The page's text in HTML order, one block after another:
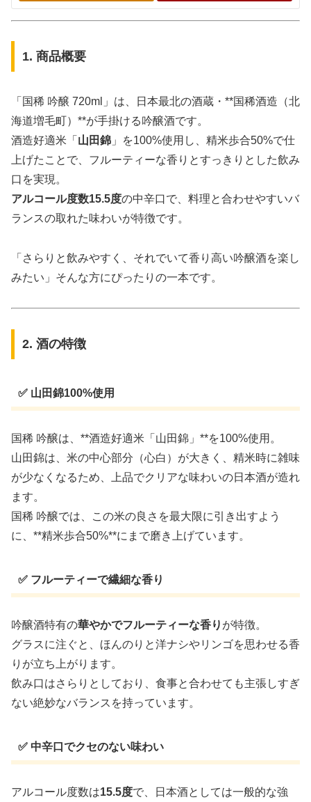
1. 商品概要
「国稀 吟醸 720ml」は、日本最北の酒蔵・**国稀酒造（北
海道増毛町）**が手掛ける吟醸酒です。
酒造好適米「 山田錦 」を100%使用し、精米歩合50%で仕
上げたことで、フルーティーな香りとすっきりとした飲み
口を実現。
アルコール度数15.5度の中辛口で、料理と合わせやすいバ
ランスの取れた味わいが特徴です。
「さらりと飲みやすく、それでいて香り高い吟醸酒を楽し
みたい」そんな方にぴったりの一本です。
2. 酒の特徴
✅ 山田錦100%使用
国稀 吟醸は、**酒造好適米「山田錦」**を100%使用。
山田錦は、米の中心部分（心白）が大きく、精米時に雑味
が少なくなるため、上品でクリアな味わいの日本酒が造れ
ます。
国稀 吟醸では、この米の良さを最大限に引き出すよう
に、**精米歩合50%**にまで磨き上げています。
✅ フルーティーで繊細な香り
吟醸酒特有の華やかでフルーティーな香り が特徴。
グラスに注ぐと、ほんのりと洋ナシやリンゴを思わせる香
りが立ち上がります。
飲み口はさらりとしており、食事と合わせても主張しすぎ
ない絶妙なバランスを持っています。
✅ 中辛口でクセのない味わい
アルコール度数は15.5度で、日本酒としては一般的な強